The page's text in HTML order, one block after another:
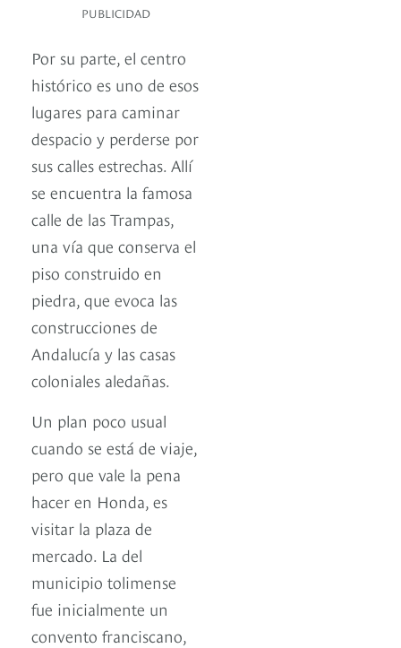
PUBLICIDAD
Por su parte, el centro
histórico es uno de esos
lugares para caminar
despacio y perderse por
sus calles estrechas. Allí
se encuentra la famosa
calle de las Trampas,
una vía que conserva el
piso construido en
piedra, que evoca las
construcciones de
Andalucía y las casas
coloniales aledañas.
Un plan poco usual
cuando se está de viaje,
pero que vale la pena
hacer en Honda, es
visitar la plaza de
mercado. La del
municipio tolimense
fue inicialmente un
convento franciscano,